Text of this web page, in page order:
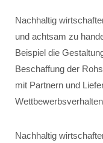
Nachhaltig
und achtsam zu
Beispiel die
Beschaffung der
mit Partnern und
Nachhaltig